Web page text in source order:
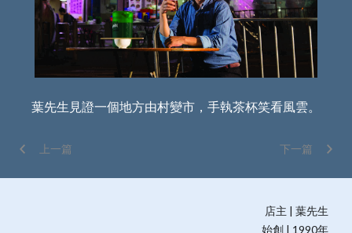
葉先生見證一個地方由村變市，手執茶杯笑看風雲。
下一篇
上一篇
店主 | 葉先生
始創 | 1990年